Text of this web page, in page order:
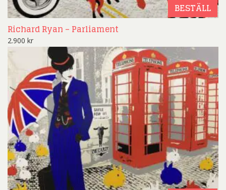
BESTÄLL
Richard Ryan – Parliament
2.900 kr